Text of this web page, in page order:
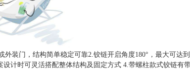
外装门，结构简单稳定可靠2.铰链开启角度180°，最大可达
设计时可灵活搭配整体结构及固定方式 4.带螺柱款式铰链有